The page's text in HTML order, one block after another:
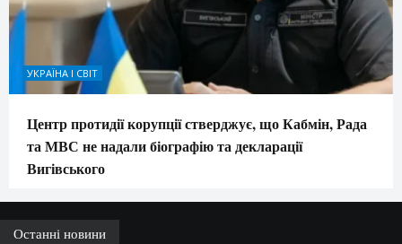
УКРАЇНА І СВІТ
Центр протидії корупції стверджує, що Кабмін, Рада
та МВС не надали біографію та декларації
Вигівського
Останні новини